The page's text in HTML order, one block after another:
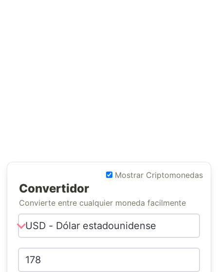
Mostrar Criptomonedas
Convertidor
Convierte entre cualquier moneda facilmente